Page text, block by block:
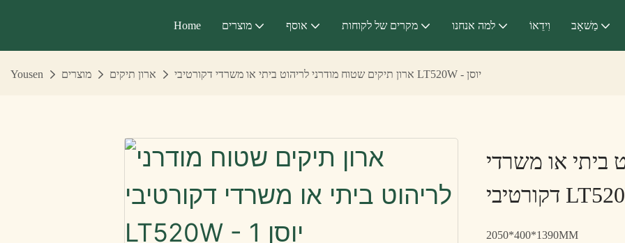
Home מוצרים אוסף מקרים של לקוחות למה אנחנו וִידֵאוֹ מַשׁאָב
Yousen מוצרים ארון תיקים ארון תיקים שטוח מודרני לריהוט ביתי או משרדי דקורטיבי LT520W - יוסן
ביתי או משרדי
2050*400*1390MM